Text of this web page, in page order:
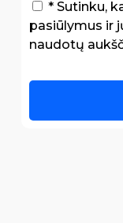
* Sutinku,
pasiūlymus ir
naudotų